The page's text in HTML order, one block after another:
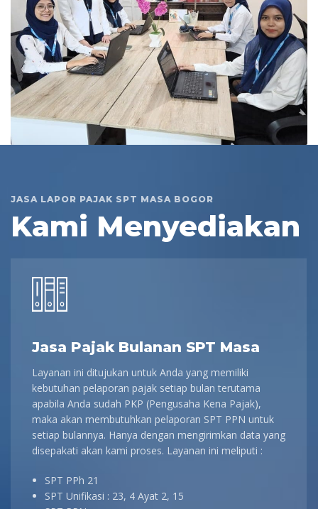
JASA LAPOR PAJAK SPT MASA BOGOR
Kami Menyediakan
Jasa Pajak Bulanan SPT Masa
Layanan ini ditujukan untuk Anda yang memiliki
kebutuhan pelaporan pajak setiap bulan terutama
apabila Anda sudah PKP (Pengusaha Kena Pajak),
maka akan membutuhkan pelaporan SPT PPN untuk
setiap bulannya. Hanya dengan mengirimkan data yang
disepakati akan kami proses. Layanan ini meliputi :
SPT PPh 21
SPT Unifikasi : 23, 4 Ayat 2, 15